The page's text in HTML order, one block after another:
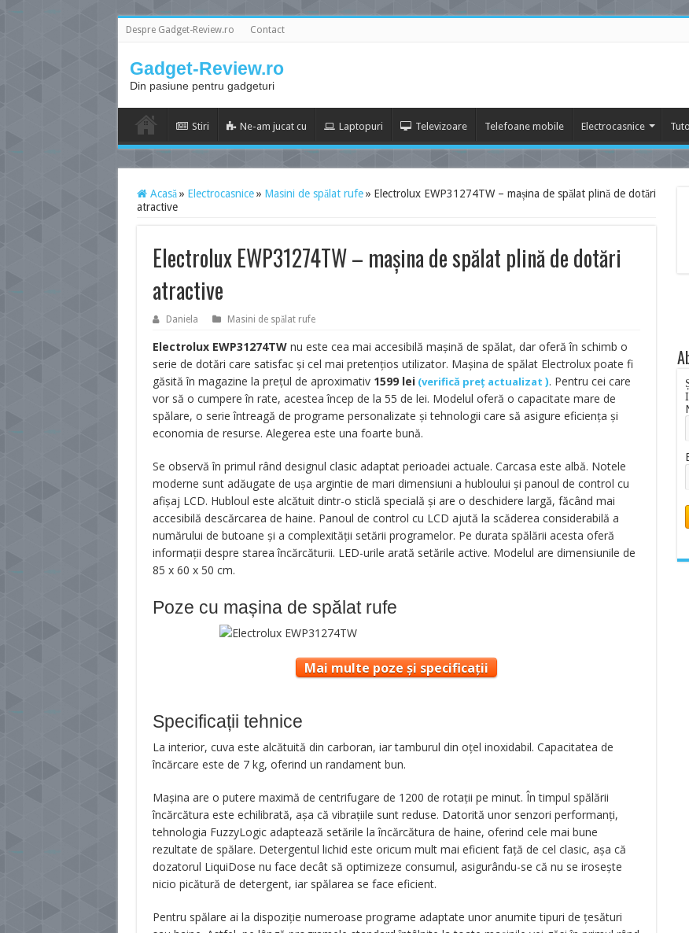
Despre Gadget-Review.ro Contact
Gadget-Review.ro
Din pasiune pentru gadgeturi
Stiri Ne-am jucat cu Laptopuri Televizoare Telefoane mobile Electrocasnice
Acasă » Electrocasnice » Masini de spălat rufe » Electrolux EWP31274TW – mașina de spălat plină de dotări
atractive
Electrolux EWP31274TW – mașina de spălat plină de dotări
atractive
Daniela Masini de spălat rufe
Electrolux EWP31274TWnu este cea mai accesibilă mașină de spălat, dar oferă în schimb o
serie de dotări care satisfac și cel mai pretențios utilizator. Mașina de spălat Electrolux poate fi
găsită în magazine la prețul de aproximativ 1599 lei (verifică preț actualizat ). Pentru cei care
vor să o cumpere în rate, acestea încep de la 55 de lei. Modelul oferă o capacitate mare de
spălare, o serie întreagă de programe personalizate și tehnologii care să asigure eficiența și
economia de resurse. Alegerea este una foarte bună.
Se observă în primul rând designul clasic adaptat perioadei actuale. Carcasa este albă. Notele
moderne sunt adăugate de ușa argintie de mari dimensiuni a hubloului și panoul de control cu
afișaj LCD. Hubloul este alcătuit dintr-o sticlă specială și are o deschidere largă, făcând mai
accesibilă descărcarea de haine. Panoul de control cu LCD ajută la scăderea considerabilă a
numărului de butoane și a complexității setării programelor. Pe durata spălării acesta oferă
informații despre starea încărcăturii. LED-urile arată setările active. Modelul are dimensiunile de
85 x 60 x 50 cm.
Poze cu mașina de spălat rufe
Mai multe poze și specificații
Specificații tehnice
La interior, cuva este alcătuită din carboran, iar tamburul din oțel inoxidabil. Capacitatea de
încărcare este de 7 kg, oferind un randament bun.
Mașina are o putere maximă de centrifugare de 1200 de rotații pe minut. În timpul spălării
încărcătura este echilibrată, așa că vibrațiile sunt reduse. Datorită unor senzori performanți,
tehnologia FuzzyLogic adaptează setările la încărcătura de haine, oferind cele mai bune
rezultate de spălare. Detergentul lichid este oricum mult mai eficient față de cel clasic, așa că
dozatorul LiquiDose nu face decât să optimizeze consumul, asigurându-se că nu se irosește
nicio picătură de detergent, iar spălarea se face eficient.
Pentru spălare ai la dispoziție numeroase programe adaptate unor anumite tipuri de țesături